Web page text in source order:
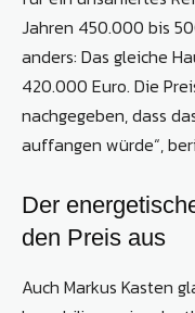
Jahren 450.000 bis
anders: Das gleiche
420.000 Euro. Die
nachgegeben, dass
auffangen würde“,
Der
den Preis aus
Auch Markus Kasten